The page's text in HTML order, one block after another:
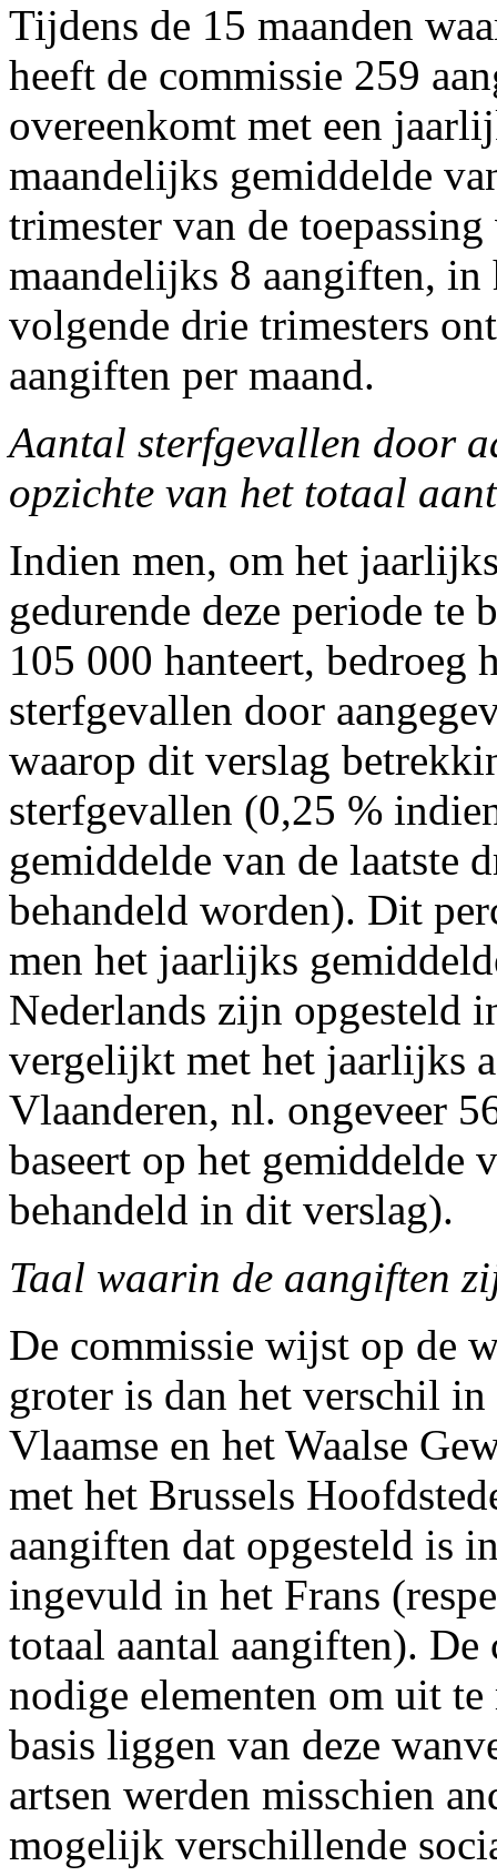
Tijdens de 15 maanden
heeft de commissie 259
overeenkomt met een
maandelijks gemiddelde
trimester van de
maandelijks 8 aangiften, in
volgende drie trimesters
aangiften per maand.
Aantal sterfgevallen door
opzichte van het totaal
Indien men, om het
gedurende deze periode te
105 000 hanteert, bedroeg
sterfgevallen door
waarop dit verslag
sterfgevallen (0,25 %
gemiddelde van de laatste
behandeld worden). Dit
men het jaarlijks
Nederlands zijn opgesteld
vergelijkt met het jaarlijks
Vlaanderen, nl. ongeveer
baseert op het gemiddelde
behandeld in dit verslag).
Taal waarin de aangiften
De commissie wijst op de
groter is dan het verschil
Vlaamse en het Waalse
met het Brussels
aangiften dat opgesteld is
ingevuld in het Frans
totaal aantal aangiften).
nodige elementen om uit te
basis liggen van deze
artsen werden misschien
mogelijk verschillende